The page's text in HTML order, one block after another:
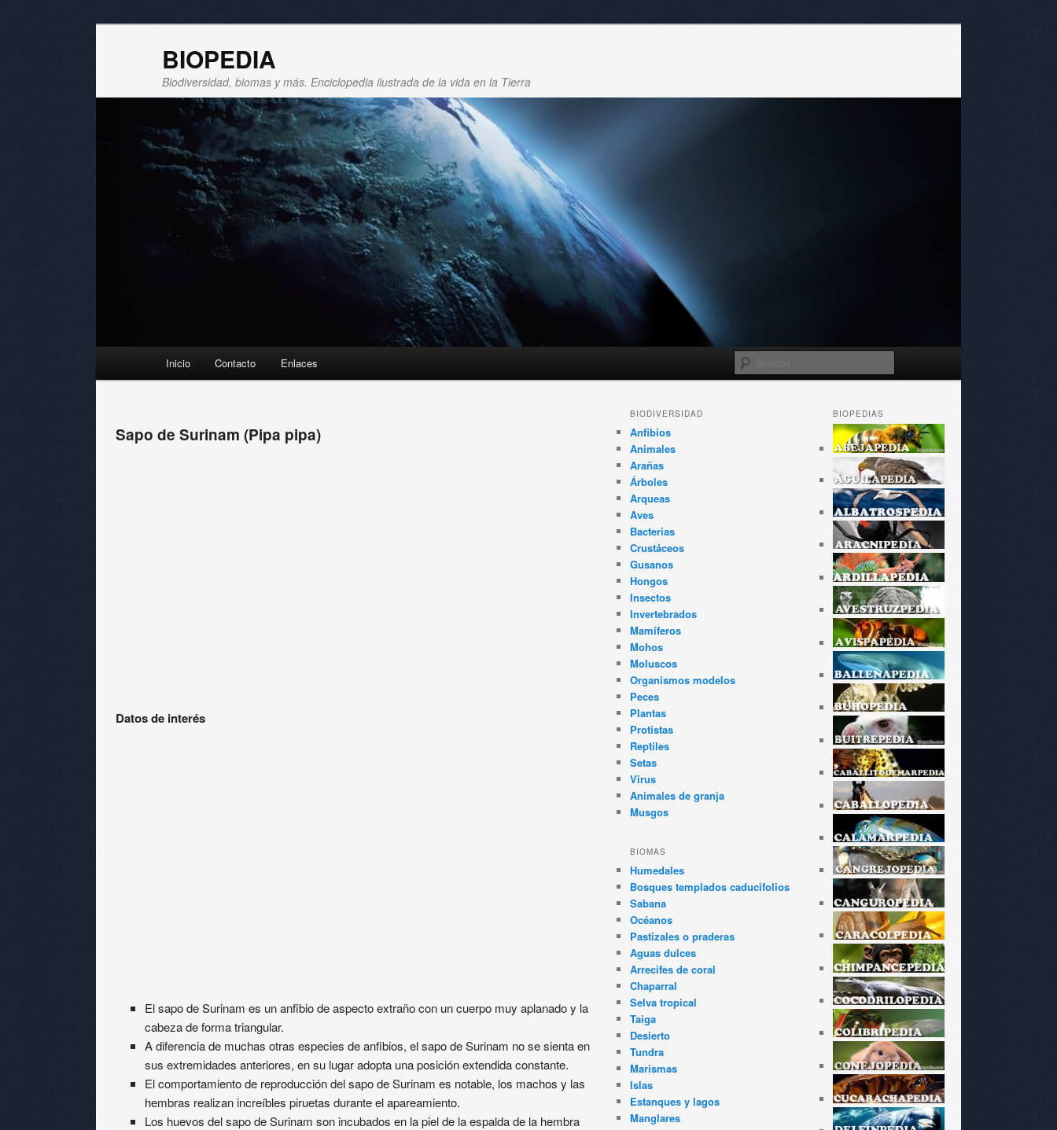
BIOPEDIA
Biodiversidad, biomas y más. Enciclopedia ilustrada de la vida en la Tierra
Ir al contenido principal
Ir al contenido secundario
Inicio Contacto Enlaces
Navegador
de
artículos
Sapo de Surinam (Pipa pipa)
Datos de interés
El sapo de Surinam es un anfibio de aspecto extraño con un cuerpo muy aplanado y la
cabeza de forma triangular.
A diferencia de muchas otras especies de anfibios, el sapo de Surinam no se sienta en
sus extremidades anteriores, en su lugar adopta una posición extendida constante.
El comportamiento de reproducción del sapo de Surinam es notable, los machos y las
hembras realizan increíbles piruetas durante el apareamiento.
Los huevos del sapo de Surinam son incubados en la piel de la espalda de la hembra
BIOPEDIAS
BIODIVERSIDAD
Anfibios
Animales
Arañas
Árboles
Arqueas
Aves
Bacterias
Crustáceos
Gusanos
Hongos
Insectos
Invertebrados
Mamíferos
Mohos
Moluscos
Organismos modelos
Peces
Plantas
Protistas
Reptiles
Setas
Virus
Animales de granja
Musgos
BIOMAS
Humedales
Bosques templados caducifolios
Sabana
Océanos
Pastizales o praderas
Aguas dulces
Arrecifes de coral
Chaparral
Selva tropical
Taiga
Desierto
Tundra
Marismas
Islas
Estanques y lagos
Manglares